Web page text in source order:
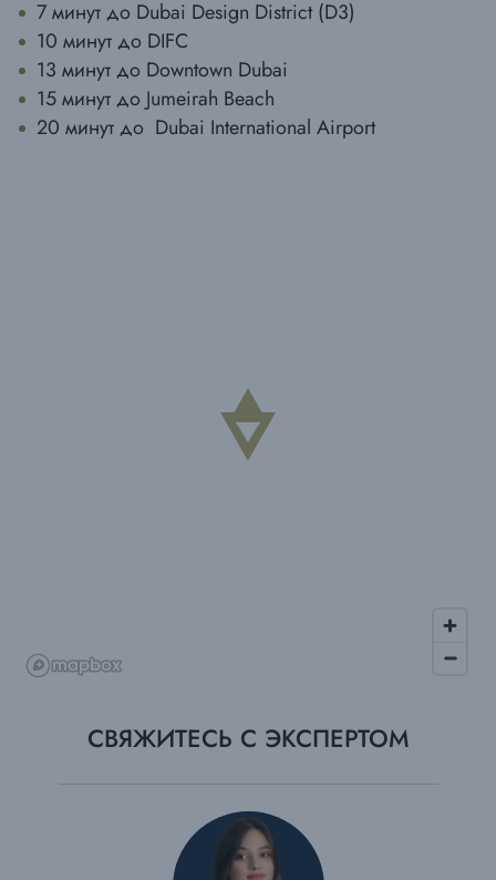
7 минут до Dubai Design District (D3)
10 минут до DIFC
13 минут до Downtown Dubai
15 минут до Jumeirah Beach
20 минут до Dubai International Airport
СВЯЖИТЕСЬ С ЭКСПЕРТОМ